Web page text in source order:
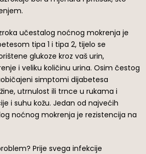
učestalog noćnog mokrenja je
tipa 1 i tipa 2, tijelo se
glukoze kroz vaš urin,
i veliku količinu urina. Osim čestog
simptomi dijabetesa
utrnulost ili trnce u rukama i
i suhu kožu. Jedan od najvećih
noćnog mokrenja je rezistencija na
Prije svega infekcije